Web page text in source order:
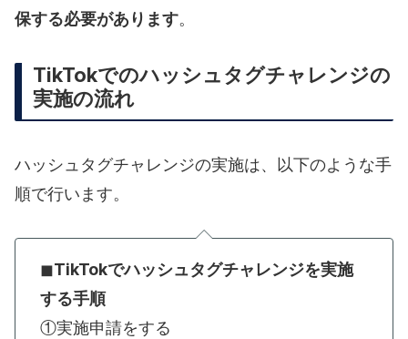
保する必要があります。
TikTokでのハッシュタグチャレンジの
実施の流れ
ハッシュタグチャレンジの実施は、以下のような手
順で行います。
◼︎TikTokでハッシュタグチャレンジを実施
する手順
①実施申請をする